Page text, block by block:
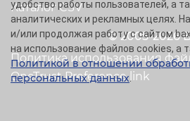
© 2005-2026
Каталог CSV
Политика использования
OneTrust Preference link
удобство работы пользователей, а
аналитических и рекламных целях.
и/или продолжая работу с сайтом
на использование файлов cookies, а
Политикой в отношении
персональных данных.